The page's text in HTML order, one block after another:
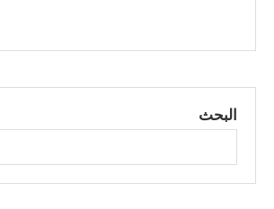
البحث